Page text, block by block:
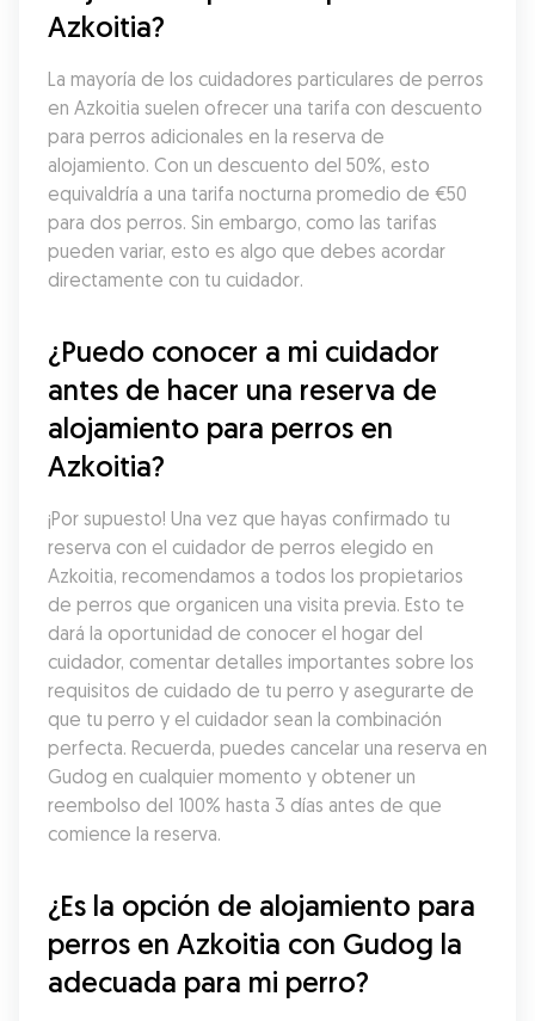
Azkoitia?
La mayoría de los cuidadores particulares de perros
en Azkoitia suelen ofrecer una tarifa con descuento
para perros adicionales en la reserva de
alojamiento. Con un descuento del 50%, esto
equivaldría a una tarifa nocturna promedio de €50
para dos perros. Sin embargo, como las tarifas
pueden variar, esto es algo que debes acordar
directamente con tu cuidador.
¿Puedo conocer a mi cuidador
antes de hacer una reserva de
alojamiento para perros en
Azkoitia?
¡Por supuesto! Una vez que hayas confirmado tu
reserva con el cuidador de perros elegido en
Azkoitia, recomendamos a todos los propietarios
de perros que organicen una visita previa. Esto te
dará la oportunidad de conocer el hogar del
cuidador, comentar detalles importantes sobre los
requisitos de cuidado de tu perro y asegurarte de
que tu perro y el cuidador sean la combinación
perfecta. Recuerda, puedes cancelar una reserva en
Gudog en cualquier momento y obtener un
reembolso del 100% hasta 3 días antes de que
comience la reserva.
¿Es la opción de alojamiento para
perros en Azkoitia con Gudog la
adecuada para mi perro?